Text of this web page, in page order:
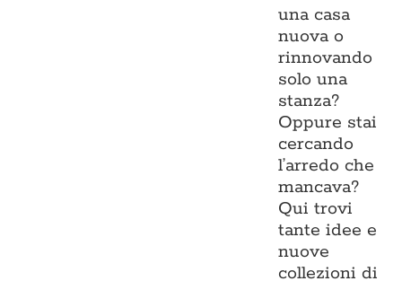
una casa
nuova o
rinnovando
solo una
stanza?
Oppure stai
cercando
l’arredo che
mancava?
Qui trovi
tante idee e
nuove
collezioni di